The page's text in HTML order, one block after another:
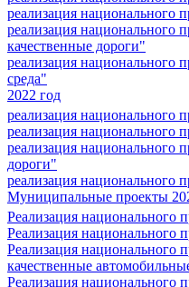
реализация национального
реализация национального
качественные дороги"
реализация национального
среда"
2022 год
реализация национального
реализация национального
реализация национального
дороги"
реализация национального
Муниципальные проекты
Реализация национального
Реализация национального
Реализация национального
качественные
Реализация национального